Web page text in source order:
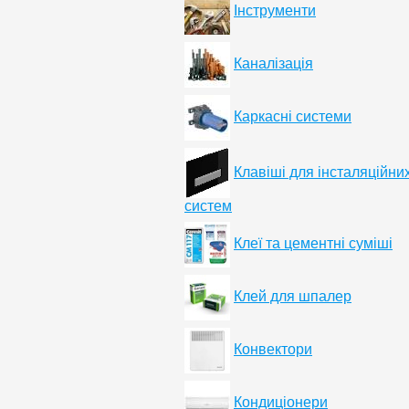
Інструменти
Каналізація
Каркасні системи
Клавіші для
систем
Клеї та цементні суміші
Клей для шпалер
Конвектори
Кондиціонери